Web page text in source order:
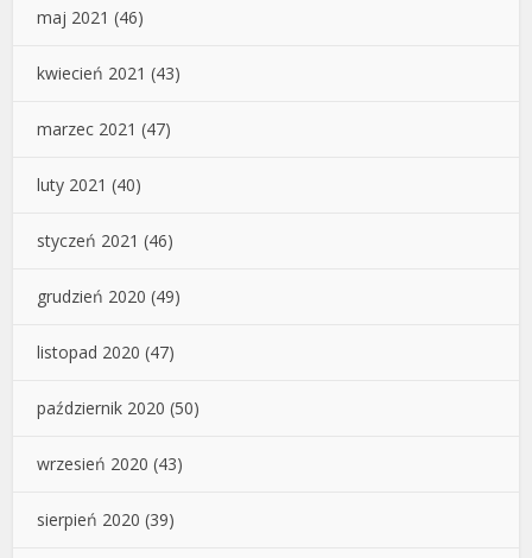
maj 2021 (46)
kwiecień 2021 (43)
marzec 2021 (47)
luty 2021 (40)
styczeń 2021 (46)
grudzień 2020 (49)
listopad 2020 (47)
październik 2020 (50)
wrzesień 2020 (43)
sierpień 2020 (39)